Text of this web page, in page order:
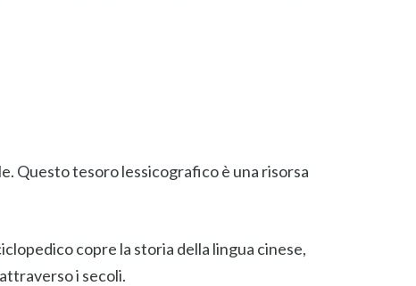
Questo tesoro lessicografico è una risorsa
copre la storia della lingua cinese,
i secoli.